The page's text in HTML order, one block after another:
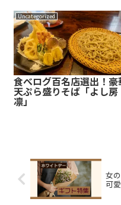
Uncategorized
食べログ百名店選出！豪
天ぷら盛りそば「よし房
凛」
女
可